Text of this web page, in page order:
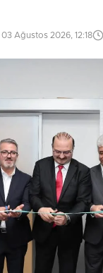
Ağustos 2026, 12:18